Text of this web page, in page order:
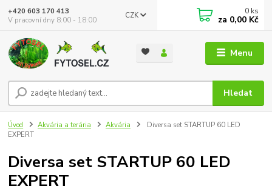
Menu
CZK
Hledat
+420 603 170 413
V pracovní dny 8:00 - 18:00
0 ks
za 0,00 Kč
Úvod Akvária a terária Akvária
Diversa set STARTUP 60 LED
EXPERT
Diversa set STARTUP 60 LED
EXPERT